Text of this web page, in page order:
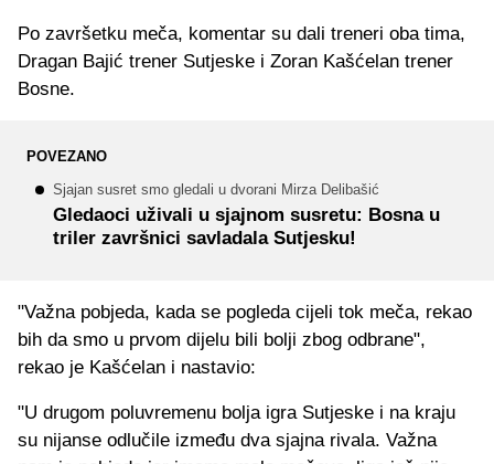
Po završetku meča, komentar su dali treneri oba tima,
Dragan Bajić trener Sutjeske i Zoran Kašćelan trener
Bosne.
POVEZANO
Sjajan susret smo gledali u dvorani Mirza Delibašić
Gledaoci uživali u sjajnom susretu: Bosna u
triler završnici savladala Sutjesku!
"Važna pobjeda, kada se pogleda cijeli tok meča, rekao
bih da smo u prvom dijelu bili bolji zbog odbrane",
rekao je Kašćelan i nastavio:
"U drugom poluvremenu bolja igra Sutjeske i na kraju
su nijanse odlučile između dva sjajna rivala. Važna